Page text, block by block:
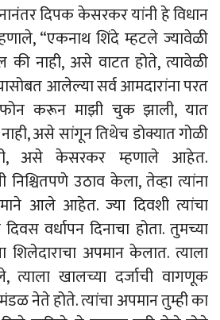
दिपक केसरकर यांनी हे विधान
“एकनाथ शिंदे म्हटले ज्यावेळी
नाही, असे वाटत होते, त्यावेळी
आलेल्या सर्व आमदारांना परत
करून माझी चुक झाली, यात
असे सांगून तिथेच डोक्यात गोळी
असे केसरकर म्हणाले आहेत.
निश्चितपणे उठाव केला, तेव्हा त्यांना
आले आहेत. ज्या दिवशी त्यांचा
वर्धापन दिनाचा होता. तुमच्या
अपमान केलात. त्याला
खालच्या दर्जाची वागणूक
नेते होते. त्यांचा अपमान तुम्ही का